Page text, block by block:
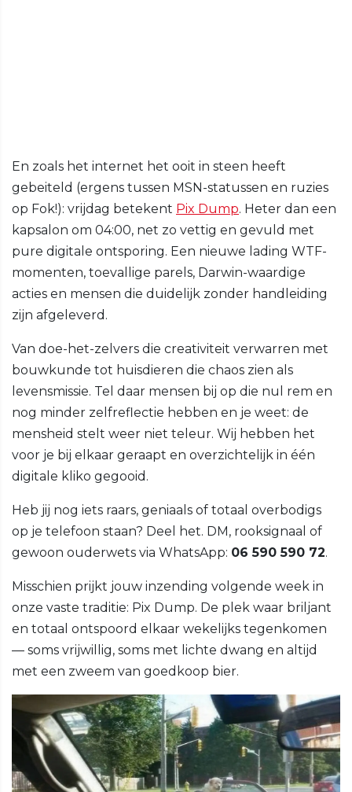
En zoals het internet het ooit in steen heeft
gebeiteld (ergens tussen MSN-statussen en ruzies
op Fok!): vrijdag betekent Pix Dump. Heter dan een
kapsalon om 04:00, net zo vettig en gevuld met
pure digitale ontsporing. Een nieuwe lading WTF-
momenten, toevallige parels, Darwin-waardige
acties en mensen die duidelijk zonder handleiding
zijn afgeleverd.
Van doe-het-zelvers die creativiteit verwarren met
bouwkunde tot huisdieren die chaos zien als
levensmissie. Tel daar mensen bij op die nul rem en
nog minder zelfreflectie hebben en je weet: de
mensheid stelt weer niet teleur. Wij hebben het
voor je bij elkaar geraapt en overzichtelijk in één
digitale kliko gegooid.
Heb jij nog iets raars, geniaals of totaal overbodigs
op je telefoon staan? Deel het. DM, rooksignaal of
gewoon ouderwets via WhatsApp: 06 590 590 72.
Misschien prijkt jouw inzending volgende week in
onze vaste traditie: Pix Dump. De plek waar briljant
en totaal ontspoord elkaar wekelijks tegenkomen
— soms vrijwillig, soms met lichte dwang en altijd
met een zweem van goedkoop bier.